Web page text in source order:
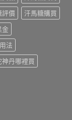
評價
汗馬糖購買
金
法
神丹哪裡買